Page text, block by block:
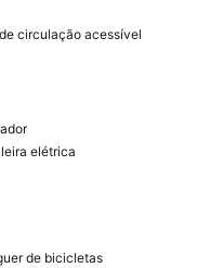
circulação acessível
elétrica
de bicicletas